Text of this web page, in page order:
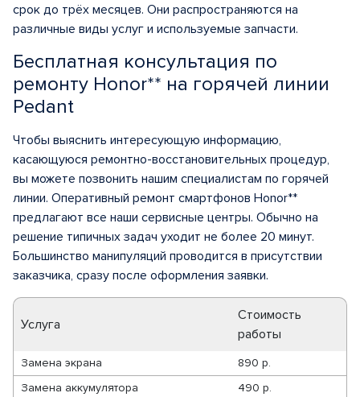
срок до трёх месяцев. Они распространяются на
различные виды услуг и используемые запчасти.
Бесплатная консультация по
ремонту Honor** на горячей линии
Pedant
Чтобы выяснить интересующую информацию,
касающуюся ремонтно-восстановительных процедур,
вы можете позвонить нашим специалистам по горячей
линии. Оперативный ремонт смартфонов Honor**
предлагают все наши сервисные центры. Обычно на
решение типичных задач уходит не более 20 минут.
Большинство манипуляций проводится в присутствии
заказчика, сразу после оформления заявки.
Услуга
Стоимость
работы
Замена экрана
890 р.
Замена аккумулятора
490 р.